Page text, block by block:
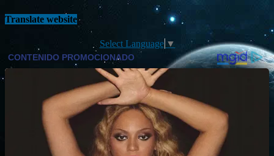
Translate website
Select Language ▼